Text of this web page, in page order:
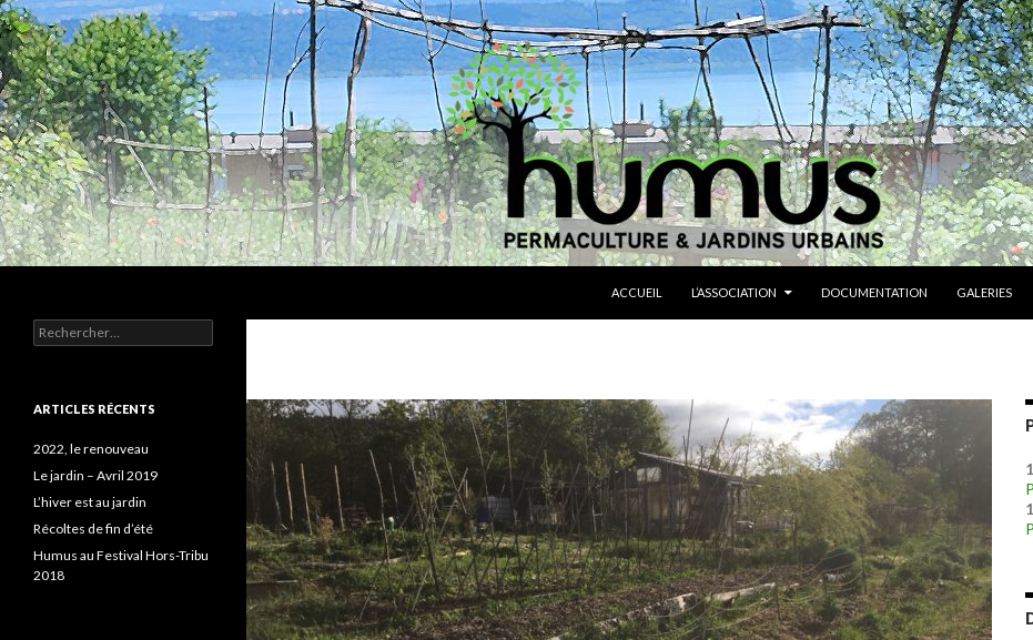
ACCUEIL
L’ASSOCIATION DOCUMENTATION GALERIES
Association agroécologique
Rechercher :
ARTICLES RÉCENTS
2022, le renouveau
Le jardin – Avril 2019
L’hiver est au jardin
Récoltes de fin d’été
Humus au Festival Hors-Tribu
2018